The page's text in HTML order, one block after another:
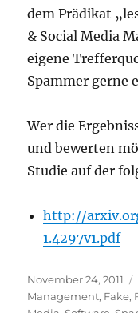
dem Prädikat
& Social Media
eigene
Spammer gerne
Wer die
und bewerten
Studie auf der
http://
1.4297v1.pdf
Veröffentlicht
am
November 24, 2011
Management, Fake,